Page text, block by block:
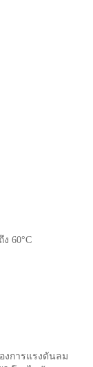
ง 60°C
งการแรงดันลม